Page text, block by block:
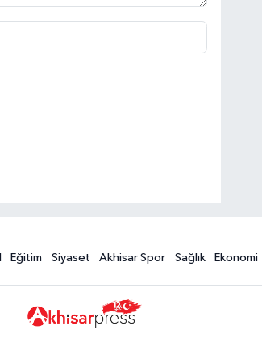
Eğitim Siyaset Akhisar Spor Sağlık Ekonomi